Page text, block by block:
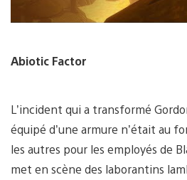
Abiotic Factor
L’incident qui a transformé
équipé d’une armure n’était au
les autres pour les employés de
met en scène des laborantins